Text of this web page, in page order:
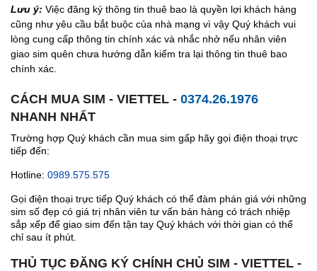
Lưu ý: Việc đăng ký thông tin thuê bao là quyền lợi khách hàng
cũng như yêu cầu bắt buộc của nhà mạng vì vậy Quý khách vui
lòng cung cấp thông tin chính xác và nhắc nhở nếu nhân viên
giao sim quên chưa hướng dẫn kiểm tra lại thông tin thuê bao
chính xác.
CÁCH MUA SIM - VIETTEL - 0374.26.1976
NHANH NHẤT
Trường hợp Quý khách cần mua sim gấp hãy gọi điện thoại trực
tiếp đến:
Hotline: 0989.575.575
Gọi điện thoại trực tiếp Quý khách có thể đàm phán giá với những
sim số đẹp có giá trị nhân viên tư vấn bán hàng có trách nhiệp
sắp xếp để giao sim đến tận tay Quý khách với thời gian có thể
chỉ sau ít phút.
THỦ TỤC ĐĂNG KÝ CHÍNH CHỦ SIM - VIETTEL -